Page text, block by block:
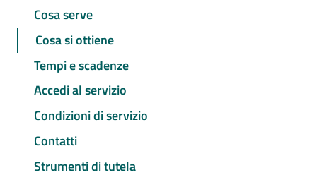
Cosa serve
Cosa si ottiene
Tempi e scadenze
Accedi al servizio
Condizioni di servizio
Contatti
Strumenti di tutela